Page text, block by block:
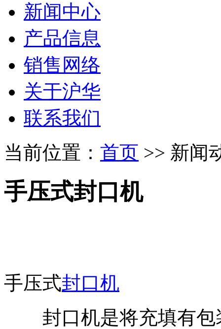
新闻中心
产品信息
销售网络
关于沪华
联系我们
当前位置： 首页 >> 新闻
手压式封口机
手压式封口机
封口机是将充填有包